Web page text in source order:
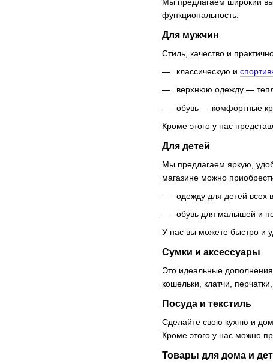
функциональность.
Для мужчин
Стиль, качество и
классическую и
верхнюю одежду —
обувь — комфортные
Кроме этого у нас
Для детей
Мы предлагаем яркую,
магазине можно
одежду для детей всех
обувь для малышей и
У нас вы можете быстро и
Сумки и аксессуары
Это идеальные
кошельки, клатчи,
Посуда и текстиль
Сделайте свою кухню и
Кроме этого у нас можно
Товары для дома и